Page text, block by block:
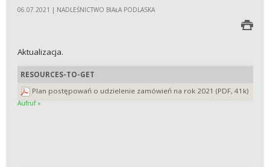
06.07.2021 | NADLEŚNICTWO BIAŁA PODLASKA
Aktualizacja.
RESOURCES-TO-GET
Plan postępowań o udzielenie zamówień na rok 2021 (PDF, 41k)
Aufruf »